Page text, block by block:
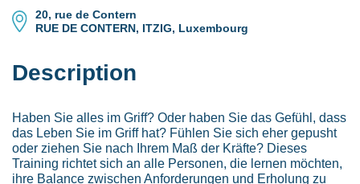
20, rue de Contern
RUE DE CONTERN, ITZIG, Luxembourg
Description
Haben Sie alles im Griff? Oder haben Sie das Gefühl, dass
das Leben Sie im Griff hat? Fühlen Sie sich eher gepusht
oder ziehen Sie nach Ihrem Maß der Kräfte? Dieses
Training richtet sich an alle Personen, die lernen möchten,
ihre Balance zwischen Anforderungen und Erholung zu